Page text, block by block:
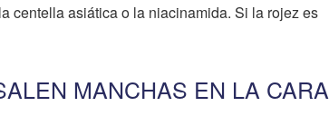
centella asiática o la niacinamida. Si la rojez es
MANCHAS EN LA CARA